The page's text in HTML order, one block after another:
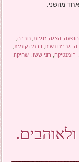
מהשני.
הופעה הצגה ,זוגיות ,חברה
גברים נשים ,דרמה קומית
רומנטיקה רוני ששון ,שחיקה